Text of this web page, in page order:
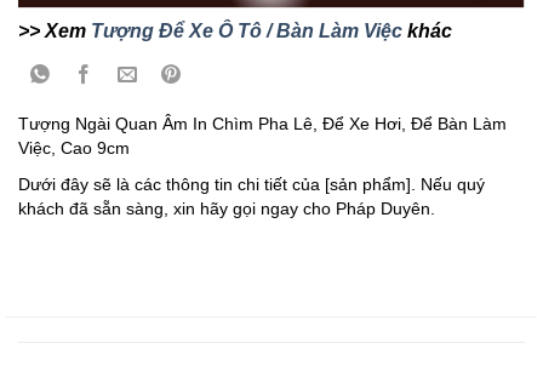
>> Xem Tượng Để Xe Ô Tô / Bàn Làm Việc khác
Tượng Ngài Quan Âm In Chìm Pha Lê, Để Xe Hơi, Để Bàn Làm
Việc, Cao 9cm
Dưới đây sẽ là các thông tin chi tiết của [sản phẩm]. Nếu quý
khách đã sẵn sàng, xin hãy gọi ngay cho Pháp Duyên.